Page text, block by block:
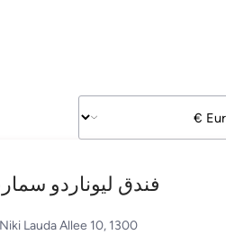
فندق ليوناردو
Niki Lauda Allee 10, 1300 فيينا